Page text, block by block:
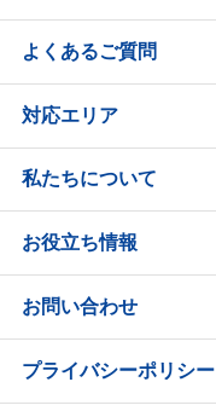
よくあるご質問
対応エリア
私たちについて
お役立ち情報
お問い合わせ
プライバシーポリシー